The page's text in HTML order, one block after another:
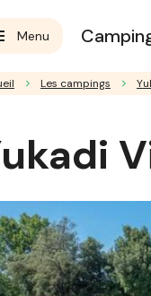
Menu
Les campings